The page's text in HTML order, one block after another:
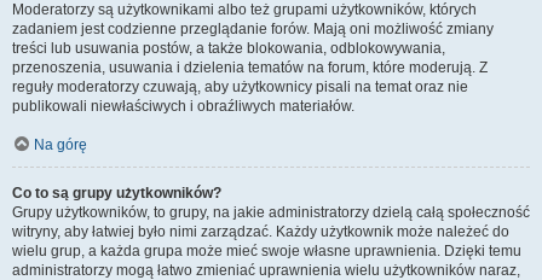
Moderatorzy są użytkownikami albo też grupami użytkowników, których
zadaniem jest codzienne przeglądanie forów. Mają oni możliwość zmiany
treści lub usuwania postów, a także blokowania, odblokowywania,
przenoszenia, usuwania i dzielenia tematów na forum, które moderują. Z
reguły moderatorzy czuwają, aby użytkownicy pisali na temat oraz nie
publikowali niewłaściwych i obraźliwych materiałów.
Na górę
Co to są grupy użytkowników?
Grupy użytkowników, to grupy, na jakie administratorzy dzielą całą społeczność
witryny, aby łatwiej było nimi zarządzać. Każdy użytkownik może należeć do
wielu grup, a każda grupa może mieć swoje własne uprawnienia. Dzięki temu
administratorzy mogą łatwo zmieniać uprawnienia wielu użytkowników naraz,